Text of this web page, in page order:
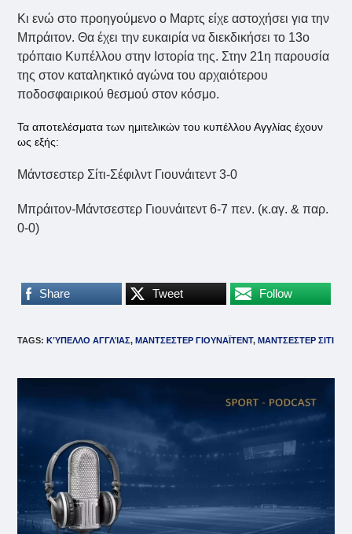
Κι ενώ στο προηγούμενο ο Μαρτς είχε αστοχήσει για την
Μπράιτον. Θα έχει την ευκαιρία να διεκδικήσει το 13ο
τρόπαιο Κυπέλλου στην Ιστορία της. Στην 21η παρουσία
της στον καταληκτικό αγώνα του αρχαιότερου
ποδοσφαιρικού θεσμού στον κόσμο.
Τα αποτελέσματα των ημιτελικών του κυπέλλου Αγγλίας έχουν
ως εξής:
Μάντσεστερ Σίτι-Σέφιλντ Γιουνάιτεντ 3-0
Μπράιτον-Μάντσεστερ Γιουνάιτεντ 6-7 πεν. (κ.αγ. & παρ.
0-0)
Share Tweet Follow
TAGS:ΚΎΠΕΛΛΟ ΑΓΓΛΊΑΣ, ΜΑΝΤΣΕΣΤΕΡ ΓΙΟΥΝΑΪΤΕΝΤ, ΜΑΝΤΣΕΣΤΕΡ ΣΙΤΙ